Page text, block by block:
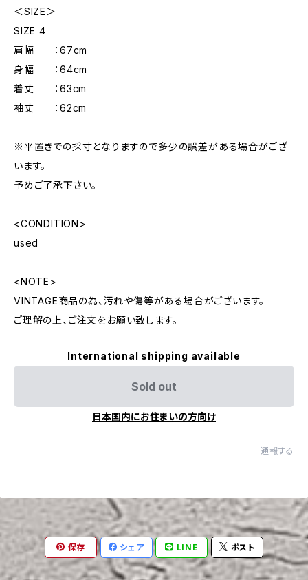
＜SIZE＞
SIZE 4
肩幅 ：67cm
身幅 ：64cm
着丈 ：63cm
袖丈 ：62cm
※平置きでの採寸となりますので多少の誤差がある場合がござ
います。
予めご了承下さい。
<CONDITION>
used
<NOTE>
VINTAGE商品の為、汚れや傷等がある場合がございます。
ご理解の上、ご注文をお願い致します。
International shipping available
Sold out
日本国内にお住まいの方向け
通報する
保存 シェア LINE ポスト